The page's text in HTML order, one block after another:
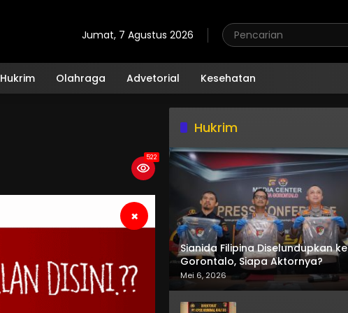
Jumat, 7 Agustus 2026
Hukrim Olahraga Advetorial Kesehatan
522
×
Hukrim
Sianida Filipina Diselundupkan ke
Gorontalo, Siapa Aktornya?
Mei 6, 2026